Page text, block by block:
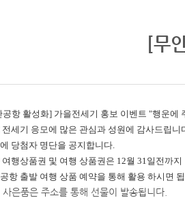
[무
공항 활성화] 가을전세기 홍보 이벤트 "행운에
전세기 응모에 많은 관심과 성원에 감사드립니
당첨자 명단을 공지합니다.
여행상품권 및 여행 상품권은 12월 31일전까지
항 출발 여행 상품 예약을 통해 활용 하시면
사은품은 주소를 통해 선물이 발송됩니다.